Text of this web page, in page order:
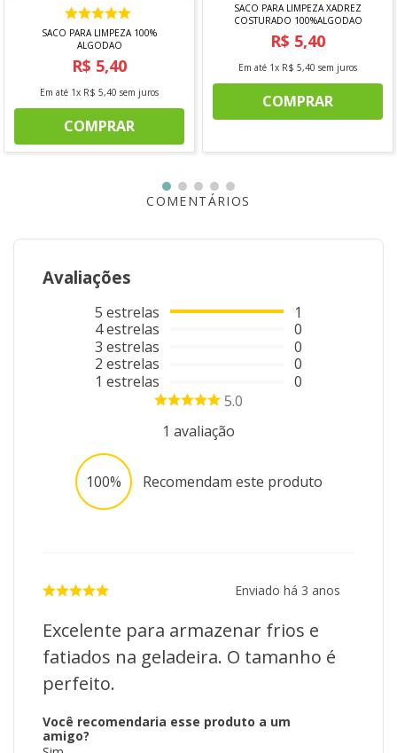
SACO PARA LIMPEZA 100%
ALGODAO
R$ 5,40
Em até 1x R$ 5,40 sem juros
COMPRAR
SACO PARA LIMPEZA XADREZ
COSTURADO 100%ALGODAO
R$ 5,40
Em até 1x R$ 5,40 sem juros
COMPRAR
COMENTÁRIOS
Avaliações
5 estrelas
4estrelas
3 estrelas
2 estrelas
1 estrelas
1
0
0
0
0
5.0
1 avaliação
100% Recomendam este produto
Enviado há 3 anos
Excelente para armazenar frios e
fatiados na geladeira. O tamanho é
perfeito.
Você recomendaria esse produto a um
amigo?